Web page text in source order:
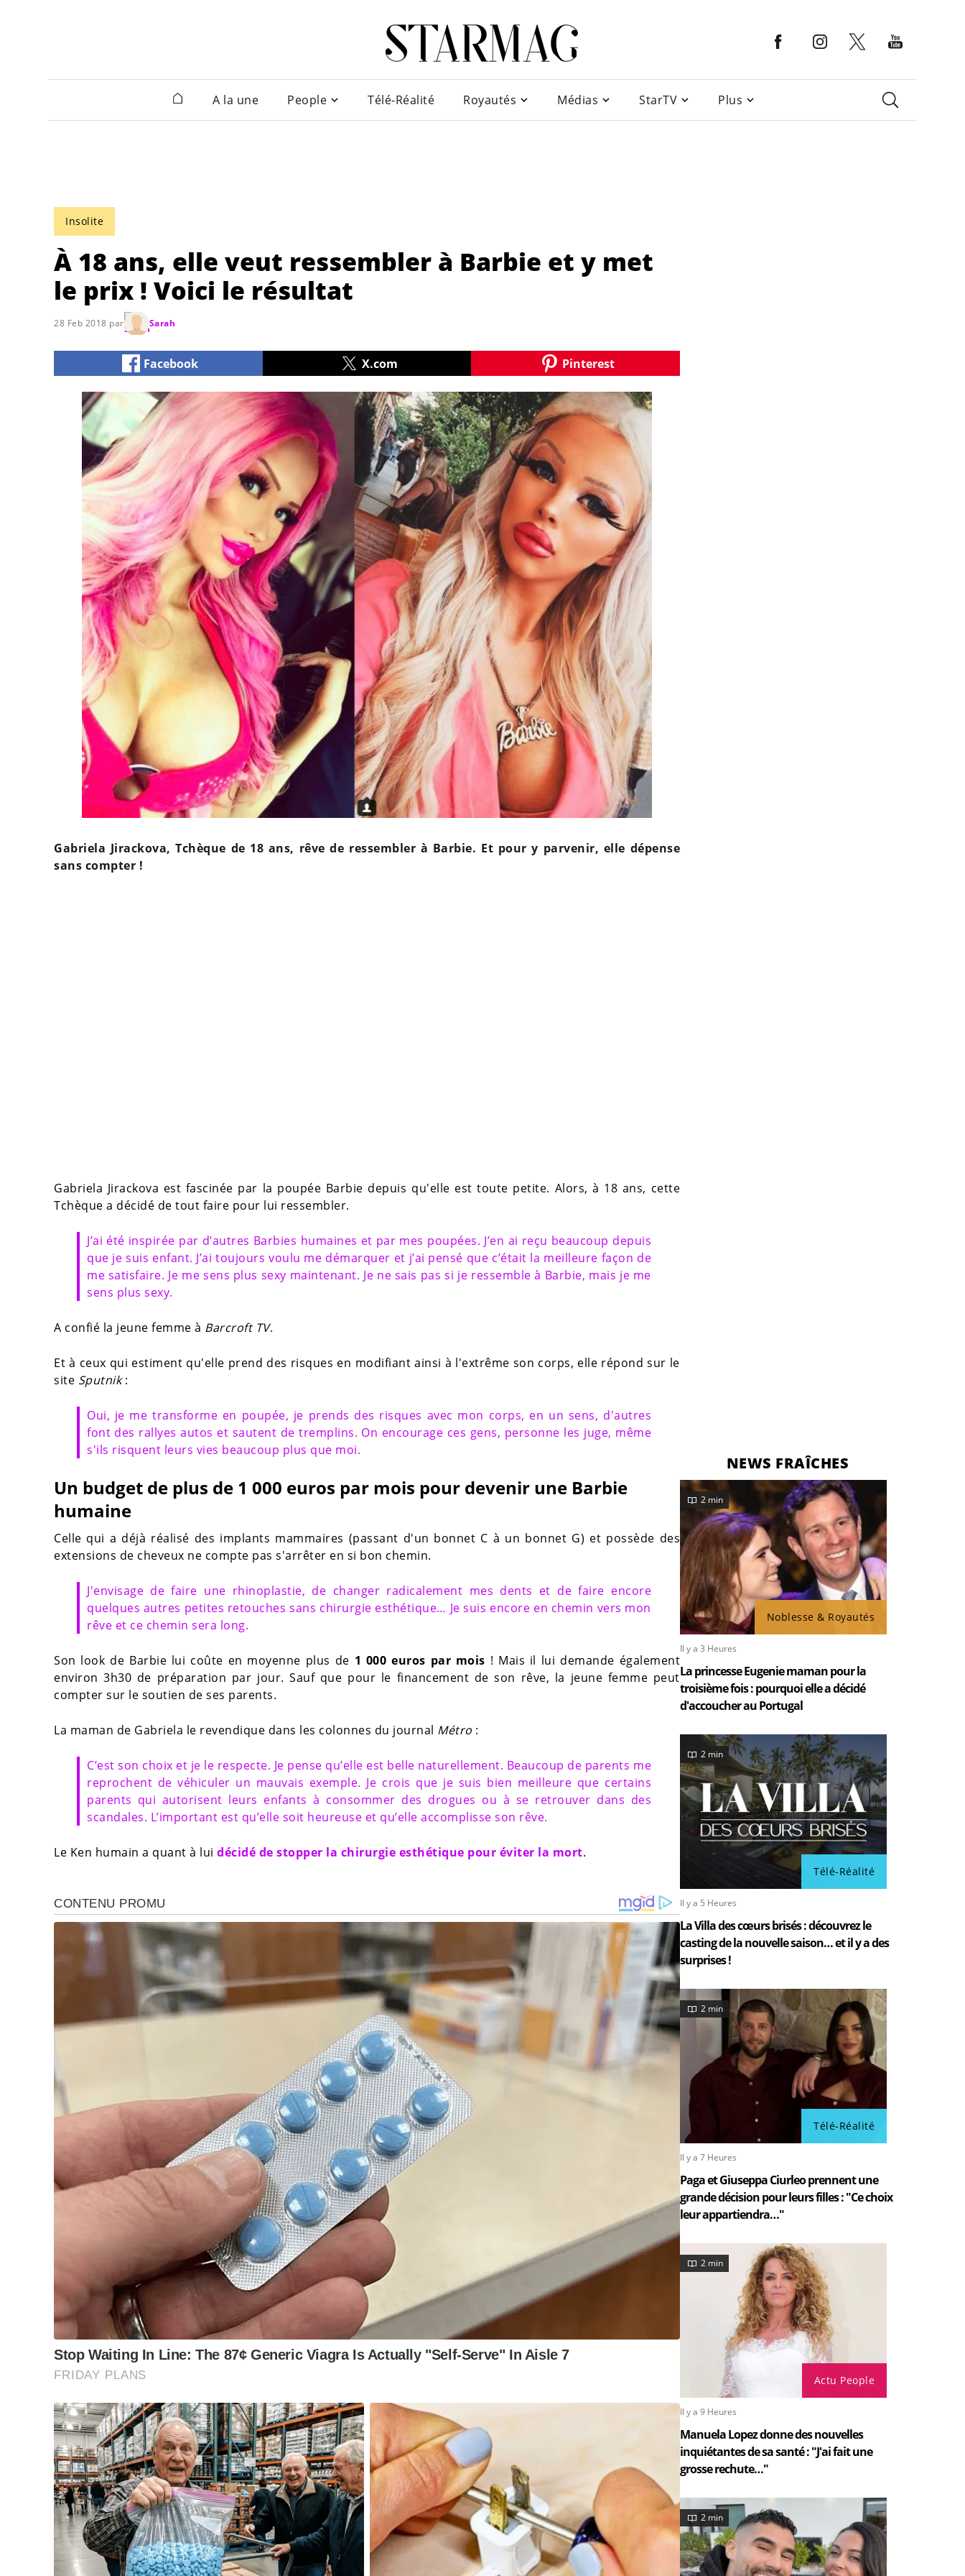
A la une People Télé-Réalité Royautés Médias StarTV Plus
Insolite
À 18 ans, elle veut ressembler à Barbie et y met
le prix ! Voici le résultat
28 Feb 2018 par Sarah
Facebook X.com Pinterest
Gabriela Jirackova, Tchèque de 18 ans, rêve de ressembler à Barbie. Et pour y parvenir, elle dépense
sans compter !
Gabriela Jirackova est fascinée par la poupée Barbie depuis qu'elle est toute petite. Alors, à 18 ans, cette
Tchèque a décidé de tout faire pour lui ressembler.
J’ai été inspirée par d’autres Barbies humaines et par mes poupées. J’en ai reçu beaucoup depuis
que je suis enfant. J’ai toujours voulu me démarquer et j’ai pensé que c’était la meilleure façon de
me satisfaire. Je me sens plus sexy maintenant. Je ne sais pas si je ressemble à Barbie, mais je me
sens plus sexy.
A confié la jeune femme à Barcroft TV.
Et à ceux qui estiment qu'elle prend des risques en modifiant ainsi à l'extrême son corps, elle répond sur le
site Sputnik:
Oui, je me transforme en poupée, je prends des risques avec mon corps, en un sens, d'autres
font des rallyes autos et sautent de tremplins. On encourage ces gens, personne les juge, même
s'ils risquent leurs vies beaucoup plus que moi.
Un budget de plus de 1 000 euros par mois pour devenir une Barbie
humaine
Celle qui a déjà réalisé des implants mammaires (passant d'un bonnet C à un bonnet G) et possède des
extensions de cheveux ne compte pas s'arrêter en si bon chemin.
J'envisage de faire une rhinoplastie, de changer radicalement mes dents et de faire encore
quelques autres petites retouches sans chirurgie esthétique… Je suis encore en chemin vers mon
rêve et ce chemin sera long.
Son look de Barbie lui coûte en moyenne plus de 1 000 euros par mois ! Mais il lui demande également
environ 3h30 de préparation par jour. Sauf que pour le financement de son rêve, la jeune femme peut
compter sur le soutien de ses parents.
La maman de Gabriela le revendique dans les colonnes du journal Métro :
C’est son choix et je le respecte. Je pense qu’elle est belle naturellement. Beaucoup de parents me
reprochent de véhiculer un mauvais exemple. Je crois que je suis bien meilleure que certains
parents qui autorisent leurs enfants à consommer des drogues ou à se retrouver dans des
scandales. L’important est qu’elle soit heureuse et qu’elle accomplisse son rêve.
Le Ken humain a quant à lui décidé de stopper la chirurgie esthétique pour éviter la mort.
NEWS FRAÎCHES
Noblesse & Royautés
2 min
Il y a 3 Heures
La princesse Eugenie maman pour la
troisième fois : pourquoi elle a décidé
d'accoucher au Portugal
Télé-Réalité
2 min
Il y a 5 Heures
La Villa des cœurs brisés : découvrez le
casting de la nouvelle saison… et il y a des
surprises !
Télé-Réalité
2 min
Il y a 7 Heures
Paga et Giuseppa Ciurleo prennent une
grande décision pour leurs filles : "Ce choix
leur appartiendra…"
Actu People
2 min
Il y a 9 Heures
Manuela Lopez donne des nouvelles
inquiétantes de sa santé : "J'ai fait une
grosse rechute…"
2 min